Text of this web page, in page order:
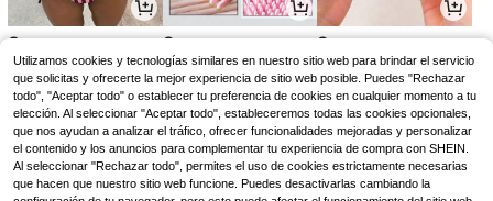
8 2 2
Utilizamos cookies y tecnologías similares en nuestro sitio web para brindar el servicio
que solicitas y ofrecerte la mejor experiencia de sitio web posible. Puedes "Rechazar
todo", "Aceptar todo" o establecer tu preferencia de cookies en cualquier momento a tu
elección. Al seleccionar "Aceptar todo", estableceremos todas las cookies opcionales,
que nos ayudan a analizar el tráfico, ofrecer funcionalidades mejoradas y personalizar
el contenido y los anuncios para complementar tu experiencia de compra con SHEIN.
Al seleccionar "Rechazar todo", permites el uso de cookies estrictamente necesarias
que hacen que nuestro sitio web funcione. Puedes desactivarlas cambiando la